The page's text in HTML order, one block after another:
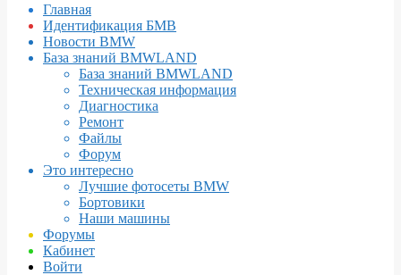
навигации
Главная
Идентификация БМВ
Новости BMW
База знаний BMWLAND
База знаний BMWLAND
Техническая информация
Диагностика
Ремонт
Файлы
Форум
Это интересно
Лучшие фотосеты BMW
Бортовики
Наши машины
Форумы
Кабинет
Войти